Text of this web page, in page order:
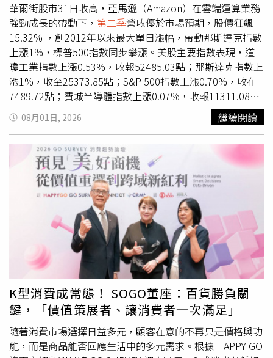
華爾街股市31日收高，亞馬遜（Amazon）在雲端運算業務
強勁成長的帶動下， 第二季營收優於市場預期，股價狂飆
15.32% ，創2012年以來最大單日漲幅，帶動那斯達克指數
上漲1%，標普500指數同步攀漲。美股主要指數表現，道
瓊工業指數上漲0.53%，收報52485.03點；那斯達克指數上
漲1%，收至25373.85點；S&P 500指數上漲0.70%，收在
7489.72點；費城半導體指數上漲0.07%，收報11311.08
點；NYSE FANG＋指數上漲1.70%，收至17261.36點。科
技七巨頭普遍收高，Meta上漲3.28%，收至556.71美元；
蘋果（Apple）重挫7.35%，收在308.91美元；Alphabet勁
揚6.73%，收報美元；微軟（Microsoft）上漲3.02%，收在
464.72美元。亞馬遜（Amazon）狂飆15.32%，收至
271.58美元；輝達（NVIDIA）揚升2.93%，收在200.75美
元；特斯拉（Tesla）上漲0.76%，收在311.21美元。台股
ADR方面，台積電ADR小漲0.23%；日月光ADR上漲
1.15%；聯電ADR上揚0.48%；中華電信ADR下跌0.16%。
08月01日, 2026 繼續閱讀
K型消費成常態！ SOGO董座：百貨勝負關
鍵，「價值策展者、讓消費者一次滿足」
隨著消費市場選擇日益多元，顧客在意的不再只是價格與功
能，而是商品能否回應生活中的多元需求。根據 HAPPY GO